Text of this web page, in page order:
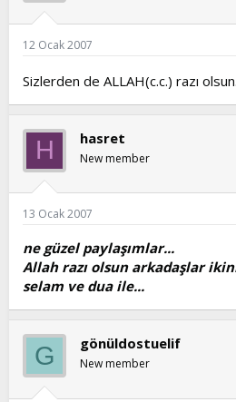
12 Ocak 2007
Sizlerden de ALLAH(c.c.) razı olsun.
H hasret
New member
13 Ocak 2007
ne güzel paylaşımlar...
Allah razı olsun arkadaşlar
selam ve dua ile...
G gönüldostuelif
New member